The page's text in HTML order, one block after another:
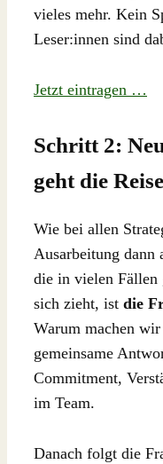
vieles mehr. Kein
Leser:innen sind
Jetzt eintragen …
Schritt 2:
geht die
Wie bei allen
Ausarbeitung dann
die in vielen Fällen
sich zieht, ist die
Warum machen
gemeinsame
Commitment,
im Team.
Danach folgt die